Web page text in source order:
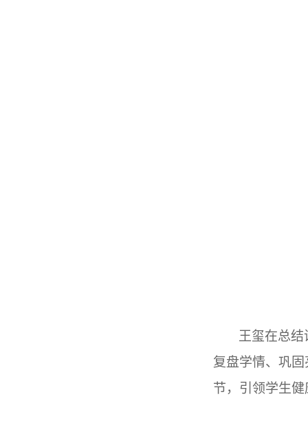
王玺在总
复盘学情、巩
节，引领学生